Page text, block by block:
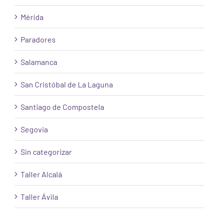
Mérida
Paradores
Salamanca
San Cristóbal de La Laguna
Santiago de Compostela
Segovia
Sin categorizar
Taller Alcalá
Taller Ávila